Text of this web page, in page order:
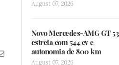
August 07, 2026
Novo Mercedes-AMG GT 53
estreia com 544 cv e
autonomia de 800 km
August 07, 2026